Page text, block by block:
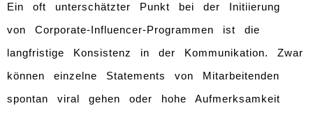
Ein oft unterschätzter Punkt bei der Initiierung
von Corporate-Influencer-Programmen ist die
langfristige Konsistenz in der Kommunikation. Zwar
können einzelne Statements von Mitarbeitenden
spontan viral gehen oder hohe Aufmerksamkeit